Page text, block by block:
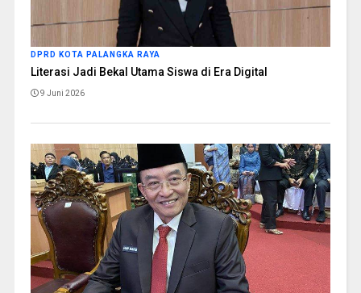
DPRD KOTA PALANGKA RAYA
Literasi Jadi Bekal Utama Siswa di Era Digital
9 Juni 2026